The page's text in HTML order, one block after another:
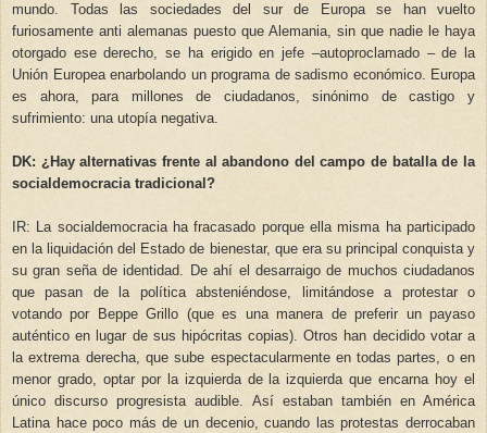
mundo. Todas las sociedades del sur de Europa se han vuelto
furiosamente anti alemanas puesto que Alemania, sin que nadie le haya
otorgado ese derecho, se ha erigido en jefe –autoproclamado – de la
Unión Europea enarbolando un programa de sadismo económico. Europa
es ahora, para millones de ciudadanos, sinónimo de castigo y
sufrimiento: una utopía negativa.
DK: ¿Hay alternativas frente al abandono del campo de batalla de la
socialdemocracia tradicional?
IR: La socialdemocracia ha fracasado porque ella misma ha participado
en la liquidación del Estado de bienestar, que era su principal conquista y
su gran seña de identidad. De ahí el desarraigo de muchos ciudadanos
que pasan de la política absteniéndose, limitándose a protestar o
votando por Beppe Grillo (que es una manera de preferir un payaso
auténtico en lugar de sus hipócritas copias). Otros han decidido votar a
la extrema derecha, que sube espectacularmente en todas partes, o en
menor grado, optar por la izquierda de la izquierda que encarna hoy el
único discurso progresista audible. Así estaban también en América
Latina hace poco más de un decenio, cuando las protestas derrocaban